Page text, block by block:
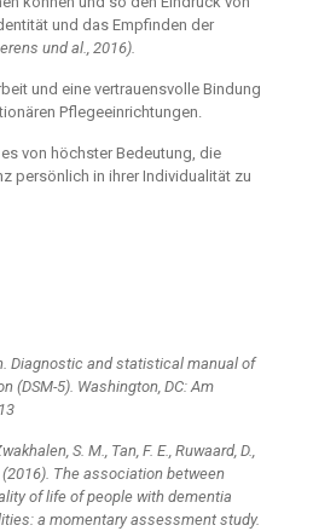
und das Empfinden der
und al., 2016).
und eine vertrauensvolle Bindung
Pflegeeinrichtungen.
von höchster Bedeutung, die
persönlich in ihrer Individualität zu
Diagnostic and statistical manual of
(DSM-5). Washington, DC: Am
S. M., Tan, F. E., Ruwaard, D.,
(2016). The association between
of life of people with dementia
a momentary assessment study.